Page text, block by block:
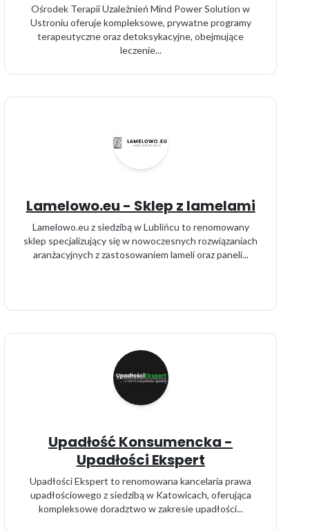
Ośrodek Terapii Uzależnień Mind Power Solution w
Ustroniu oferuje kompleksowe, prywatne programy
terapeutyczne oraz detoksykacyjne, obejmujące
leczenie...
Lamelowo.eu - Sklep z lamelami
Lamelowo.eu z siedzibą w Lublińcu to renomowany
sklep specjalizujący się w nowoczesnych rozwiązaniach
aranżacyjnych z zastosowaniem lameli oraz paneli...
Upadłość Konsumencka -
Upadłości Ekspert
Upadłości Ekspert to renomowana kancelaria prawa
upadłościowego z siedzibą w Katowicach, oferująca
kompleksowe doradztwo w zakresie upadłości...